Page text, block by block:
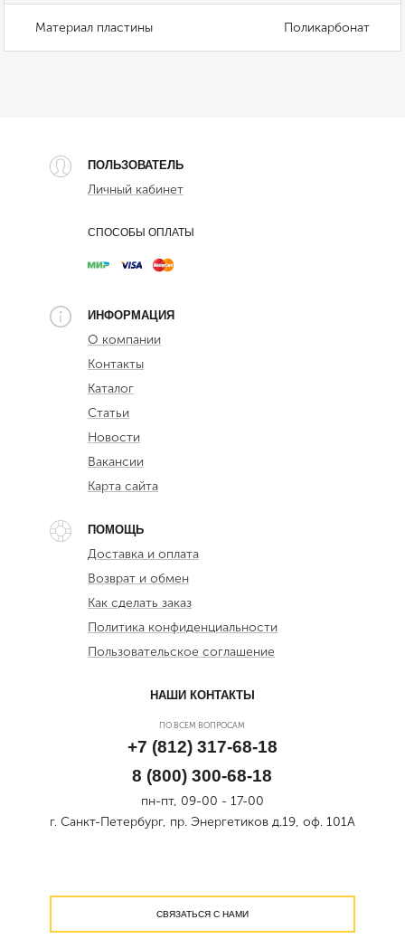
Материал пластины Поликарбонат
ПОЛЬЗОВАТЕЛЬ
Личный кабинет
СПОСОБЫ ОПЛАТЫ
ИНФОРМАЦИЯ
О компании
Контакты
Каталог
Статьи
Новости
Вакансии
Карта сайта
ПОМОЩЬ
Доставка и оплата
Возврат и обмен
Как сделать заказ
Политика конфиденциальности
Пользовательское соглашение
НАШИ КОНТАКТЫ
ПО ВСЕМ ВОПРОСАМ
+7 (812) 317-68-18
8 (800) 300-68-18
пн-пт, 09-00 - 17-00
г. Санкт-Петербург, пр. Энергетиков д.19, оф. 101А
СВЯЗАТЬСЯ С НАМИ